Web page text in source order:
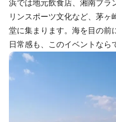
浜では地元飲食店、湘南ブラ
リンスポーツ文化など、茅ヶ
堂に集まります。海を目の前
日常感も、このイベントなら